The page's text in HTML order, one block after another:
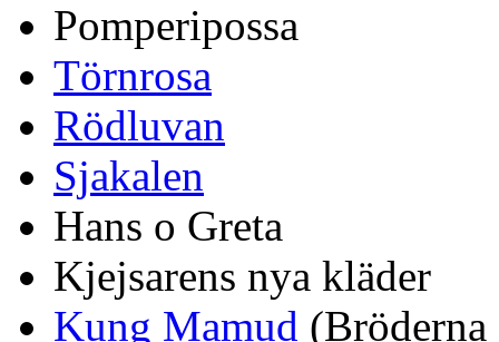
Pomperipossa
Törnrosa
Rödluvan
Sjakalen
Hans o Greta
Kjejsarens nya kläder
Kung Mamud